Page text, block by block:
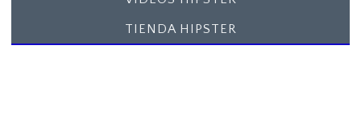
TIENDA HIPSTER